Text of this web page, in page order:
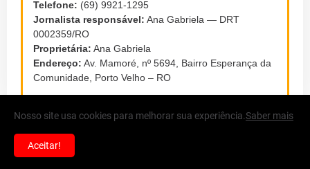
Telefone: (69) 9921-1295
Jornalista responsável: Ana Gabriela — DRT
0002359/RO
Proprietária: Ana Gabriela
Endereço: Av. Mamoré, nº 5694, Bairro Esperança da
Comunidade, Porto Velho – RO
Nosso site usa cookies para melhorar sua experiência.Saber mais
Aceitar!